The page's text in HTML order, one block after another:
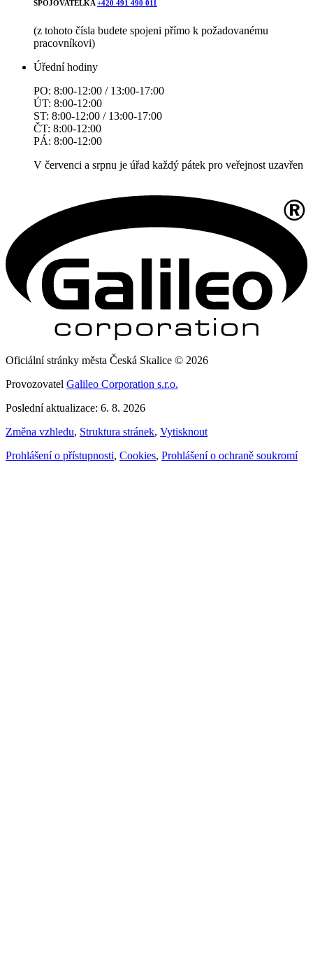
SPOJOVATELKA +420 491 490 011
(z tohoto čísla budete spojeni přímo k požadovanému
pracovníkovi)
Úřední hodiny
PO: 8:00-12:00 / 13:00-17:00
ÚT: 8:00-12:00
ST: 8:00-12:00 / 13:00-17:00
ČT: 8:00-12:00
PÁ: 8:00-12:00
V červenci a srpnu je úřad každý pátek pro veřejnost uzavřen
Oficiální stránky města Česká Skalice © 2026
Provozovatel Galileo Corporation s.r.o.
Poslední aktualizace: 6. 8. 2026
Změna vzhledu, Struktura stránek, Vytisknout
Prohlášení o přístupnosti, Cookies, Prohlášení o ochraně soukromí